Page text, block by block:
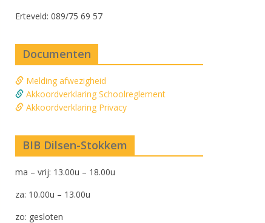
Erteveld: 089/75 69 57
Documenten
Melding afwezigheid
Akkoordverklaring Schoolreglement
Akkoordverklaring Privacy
BIB Dilsen-Stokkem
ma – vrij: 13.00u – 18.00u
za: 10.00u – 13.00u
zo: gesloten